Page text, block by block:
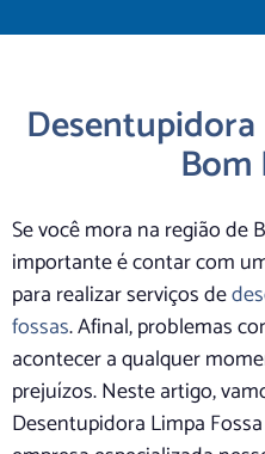
Desentupidora
Se você mora na região de
importante é contar com
para realizar serviços de
fossas. Afinal, problemas
acontecer a qualquer
prejuízos. Neste artigo,
Desentupidora Limpa